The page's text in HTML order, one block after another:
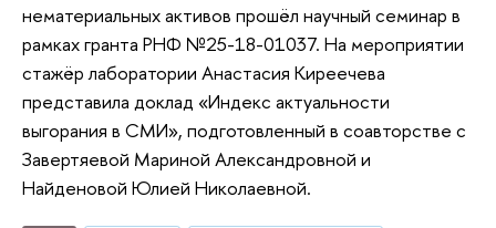
нематериальных активов прошёл научный семинар в
рамках гранта РНФ №25-18-01037. На мероприятии
стажёр лаборатории Анастасия Киреечева
представила доклад «Индекс актуальности
выгорания в СМИ», подготовленный в соавторстве с
Завертяевой Мариной Александровной и
Найденовой Юлией Николаевной.